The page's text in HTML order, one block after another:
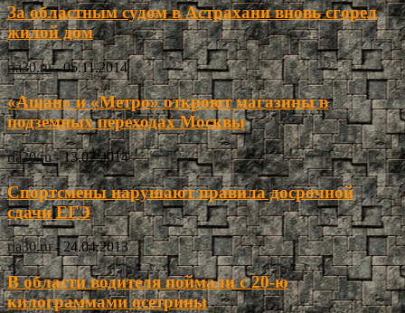
За областным судом в Астрахани вновь сгорел
жилой дом
ria30.ru - 05.11.2014
«Ашан» и «Метро» откроют магазины в
подземных переходах Москвы
ria30.ru - 13.07.2014
Спортсмены нарушают правила досрочной
сдачи ЕГЭ
ria30.ru - 24.04.2013
В области водителя поймали с 20-ю
килограммами осетрины